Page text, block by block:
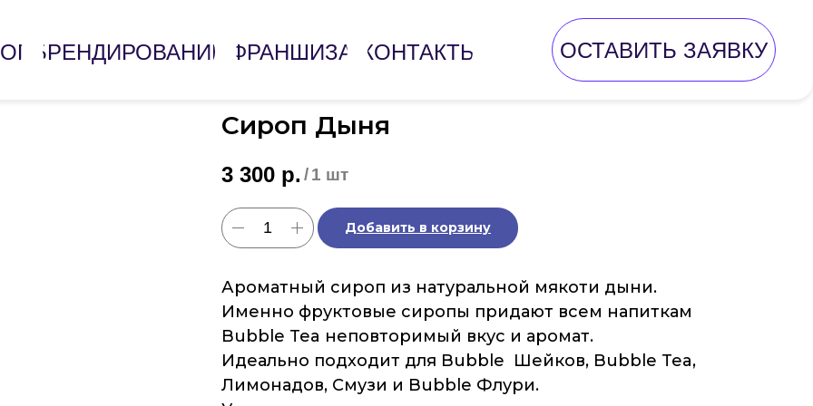
БРЕНДИРОВАНИЕ ФРАНШИЗА КОНТАКТЫ ОСТАВИТЬ ЗАЯВКУ
Сироп Дыня
3 300 р. /1 шт
Добавить в корзину
Ароматный сироп из натуральной мякоти дыни.
Именно фруктовые сиропы придают всем напиткам
Bubble Tea неповторимый вкус и аромат.
Идеально подходит для Bubble Шейков, Bubble Tea,
Лимонадов, Смузи и Bubble Флури.